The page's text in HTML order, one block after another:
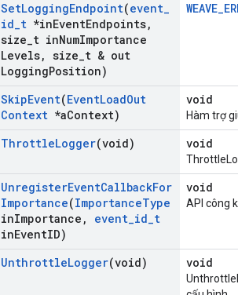
SetLoggingEndpoint(event_
id_t *inEventEndpoints,
size t inNumImportance
Levels, size t & out
LoggingPosition)
SkipEvent(EventLoadOut
Context *aContext)
void
Hàm trợ
ThrottleLogger(void) void
UnregisterEventCallbackFor
Importance(ImportanceType
inImportance , event_id_t
inEventID)
void
API công
UnthrottleLogger(void) void